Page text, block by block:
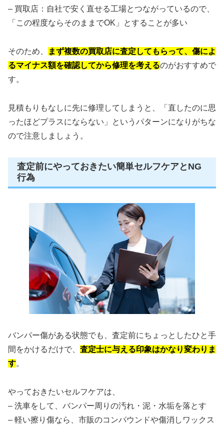
– 買取店：自社で安く直せる工場とつながっているので、
「この程度ならそのままでOK」とすることが多い
そのため、
まず複数の買取店に査定してもらって、傷によ
るマイナス額を確認してから修理を考えるのがおすすめで
す。
見積もりもなしに先に修理してしまうと、「直したのに思
ったほどプラスにならない」というパターンになりがちな
ので注意しましょう。
査定前にやっておきたい簡単セルフケアとNG
行為
バンパー傷がある状態でも、査定前にちょっとしたひと手
間をかけるだけで、 査定士に与える印象はかなり変わりま
す。
やっておきたいセルフケアは、
– 洗車をして、バンパー周りの汚れ・泥・水垢を落とす
– 軽い擦り傷なら、市販のコンパウンドや傷消しワックス